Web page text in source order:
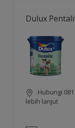
Dulux
Hubungi
lebih lanjut